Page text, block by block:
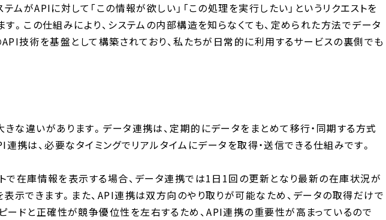
がAPIに対して「この情報が欲しい」「この処理を実行したい」というリクエストを
。この仕組みにより、システムの内部構造を知らなくても、定められた方法でデータ
技術を基盤として構築されており、私たちが日常的に利用するサービスの裏側でも
な違いがあります。データ連携は、定期的にデータをまとめて移行・同期する方式
携は、必要なタイミングでリアルタイムにデータを取得・送信できる仕組みです。
で在庫情報を表示する場合、データ連携では1日1回の更新となり最新の在庫状況が
示できます。また、API連携は双方向のやり取りが可能なため、データの取得だけで
ードと正確性が競争優位性を左右するため、API連携の重要性が高まっているので